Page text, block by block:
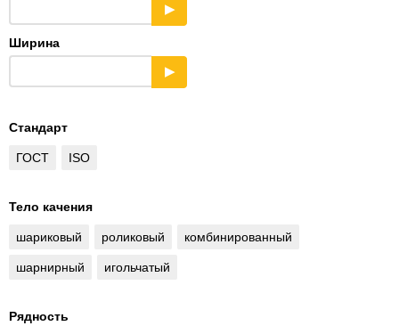
▶
Ширина
▶
Стандарт
ГОСТ ISO
Тело качения
шариковый роликовый комбинированный
шарнирный игольчатый
Рядность